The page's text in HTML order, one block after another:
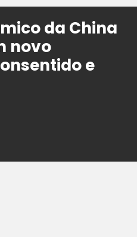
da China
novo
e